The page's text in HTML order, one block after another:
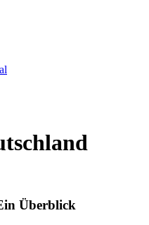
Überblick